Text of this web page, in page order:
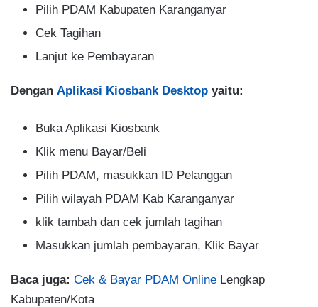
Pilih PDAM Kabupaten Karanganyar
Cek Tagihan
Lanjut ke Pembayaran
Dengan Aplikasi Kiosbank Desktop yaitu:
Buka Aplikasi Kiosbank
Klik menu Bayar/Beli
Pilih PDAM, masukkan ID Pelanggan
Pilih wilayah PDAM Kab Karanganyar
klik tambah dan cek jumlah tagihan
Masukkan jumlah pembayaran, Klik Bayar
Baca juga: Cek & Bayar PDAM Online Lengkap
Kabupaten/Kota